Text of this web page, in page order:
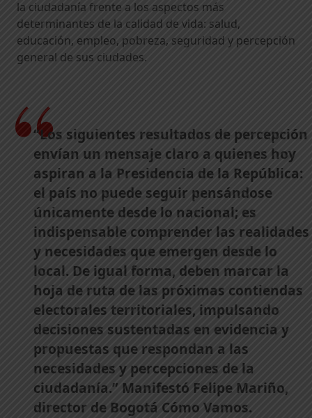
la ciudadanía frente a los aspectos más
determinantes de la calidad de vida: salud,
educación, empleo, pobreza, seguridad y percepción
general de sus ciudades.
“Los siguientes resultados de percepción
envían un mensaje claro a quienes hoy
aspiran a la Presidencia de la República:
el país no puede seguir pensándose
únicamente desde lo nacional; es
indispensable comprender las realidades
y necesidades que emergen desde lo
local. De igual forma, deben marcar la
hoja de ruta de las próximas contiendas
electorales territoriales, impulsando
decisiones sustentadas en evidencia y
propuestas que respondan a las
necesidades y percepciones de la
ciudadanía.” Manifestó Felipe Mariño,
director de Bogotá Cómo Vamos.